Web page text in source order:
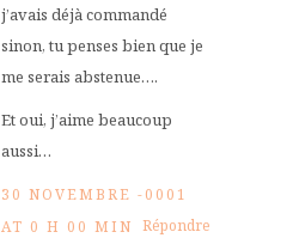
j’avais déjà commandé
sinon, tu penses bien que je
me serais abstenue….
Et oui, j’aime beaucoup
aussi…
30 NOVEMBRE -0001
AT 0 H 00 MIN Répondre